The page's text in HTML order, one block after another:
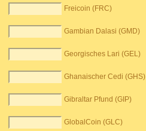
Freicoin (FRC)
Gambian Dalasi (GMD)
Georgisches Lari (GEL)
Ghanaischer Cedi (GHS)
Gibraltar Pfund (GIP)
GlobalCoin (GLC)